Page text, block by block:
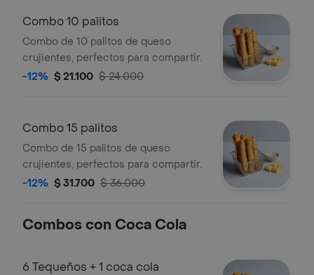
Combo 10 palitos
Combo de 10 palitos de queso
crujientes, perfectos para compartir.
-12% $ 21.100 $ 24.000
Combo 15 palitos
Combo de 15 palitos de queso
crujientes, perfectos para compartir.
-12% $ 31.700 $ 36.000
Combos con Coca Cola
6 Tequeños + 1 coca cola